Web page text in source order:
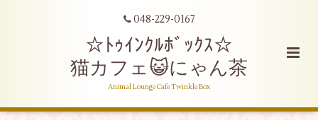
048-229-0167
☆ﾄｩｲﾝｸﾙﾎﾞｯｸｽ☆
猫カフェ😺にゃん茶
Animal Lounge Cafe Twinkle Box